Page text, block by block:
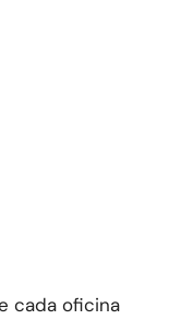
cada oficina